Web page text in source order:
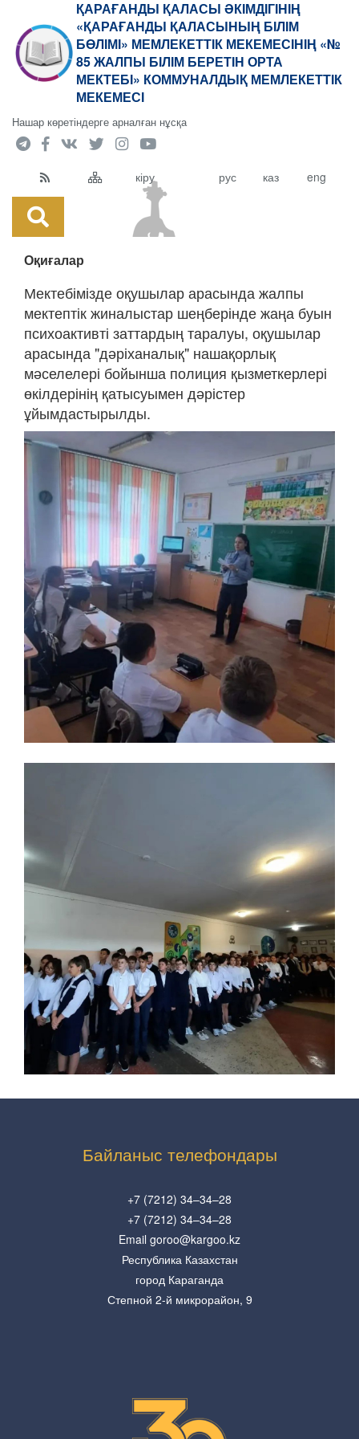
ҚАРАҒАНДЫ ҚАЛАСЫ ӘКІМДІГІНІҢ
«ҚАРАҒАНДЫ ҚАЛАСЫНЫҢ БІЛІМ
БӨЛІМІ» МЕМЛЕКЕТТІК МЕКЕМЕСІНІҢ «№
85 ЖАЛПЫ БІЛІМ БЕРЕТІН ОРТА
МЕКТЕБІ» КОММУНАЛДЫҚ МЕМЛЕКЕТТІК
МЕКЕМЕСІ
Нашар көретіндерге арналған нұсқа
кіру рус каз eng
Оқиғалар
Мектебімізде оқушылар арасында жалпы
мектептік жиналыстар шеңберінде жаңа буын
психоактивті заттардың таралуы, оқушылар
арасында "дәріханалық" нашақорлық
мәселелері бойынша полиция қызметкерлері
өкілдерінің қатысуымен дәрістер
ұйымдастырылды.
Байланыс телефондары
+7 (7212) 34–34–28
+7 (7212) 34–34–28
Email goroo@kargoo.kz
Республика Казахстан
город Караганда
Степной 2-й микрорайон, 9